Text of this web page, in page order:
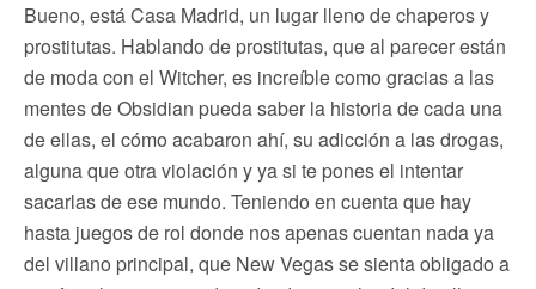
Bueno, está Casa Madrid, un lugar lleno de chaperos y
prostitutas. Hablando de prostitutas, que al parecer están
de moda con el Witcher, es increíble como gracias a las
mentes de Obsidian pueda saber la historia de cada una
de ellas, el cómo acabaron ahí, su adicción a las drogas,
alguna que otra violación y ya si te pones el intentar
sacarlas de ese mundo. Teniendo en cuenta que hay
hasta juegos de rol donde nos apenas cuentan nada ya
del villano principal, que New Vegas se sienta obligado a